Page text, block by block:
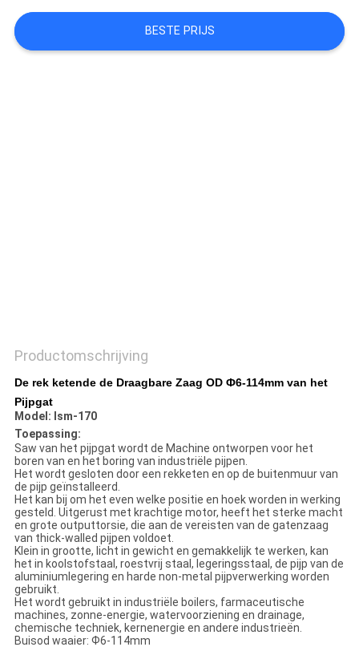
BESTE PRIJS
Productomschrijving
De rek ketende de Draagbare Zaag OD Ф6-114mm van het
Pijpgat
Model: Ism-170
Toepassing:
Saw van het pijpgat wordt de Machine ontworpen voor het
boren van en het boring van industriële pijpen.
Het wordt gesloten door een rekketen en op de buitenmuur van
de pijp geïnstalleerd.
Het kan bij om het even welke positie en hoek worden in werking
gesteld. Uitgerust met krachtige motor, heeft het sterke macht
en grote outputtorsie, die aan de vereisten van de gatenzaag
van thick-walled pijpen voldoet.
Klein in grootte, licht in gewicht en gemakkelijk te werken, kan
het in koolstofstaal, roestvrij staal, legeringsstaal, de pijp van de
aluminiumlegering en harde non-metal pijpverwerking worden
gebruikt.
Het wordt gebruikt in industriële boilers, farmaceutische
machines, zonne-energie, watervoorziening en drainage,
chemische techniek, kernenergie en andere industrieën.
Buisod waaier: Ф6-114mm